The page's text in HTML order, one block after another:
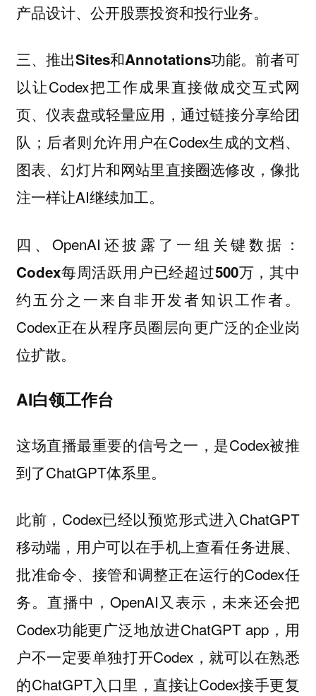
产品设计、公开股票投资和投行业务。
三、 推出Sites和Annotations功能。前者可
以让Codex把工作成果直接做成交互式网
页、仪表盘或轻量应用，通过链接分享给团
队；后者则允许用户在Codex生成的文档、
图表、幻灯片和网站里直接圈选修改，像批
注一样让AI继续加工。
四、OpenAI还披露了一组关键数据：
Codex每周活跃用户已经超过500万，其中
约五分之一来自非开发者知识工作者。
Codex正在从程序员圈层向更广泛的企业岗
位扩散。
AI白领工作台
这场直播最重要的信号之一，是Codex被推
到了ChatGPT体系里。
此前，Codex已经以预览形式进入ChatGPT
移动端，用户可以在手机上查看任务进展、
批准命令、接管和调整正在运行的Codex任
务。直播中，OpenAI又表示，未来还会把
Codex功能更广泛地放进ChatGPT app，用
户不一定要单独打开Codex，就可以在熟悉
的ChatGPT入口里，直接让Codex接手更复